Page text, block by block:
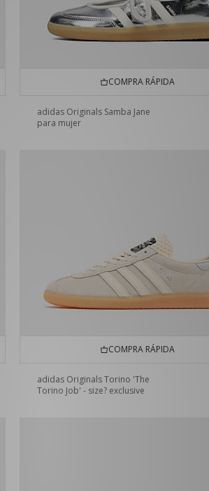
COMPRA RÁPIDA
adidas Originals Samba Jane
para mujer
COMPRA RÁPIDA
adidas Originals Torino 'The
Torino Job' - size? exclusive